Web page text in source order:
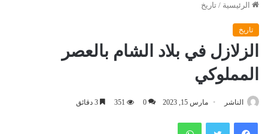
الرئيسية / تاريخ
تاريخ
الزلازل في بلاد الشام بالعصر
المملوكي
الناشر مارس 15, 2023 0
351
فيسبوك تويتر واتساب